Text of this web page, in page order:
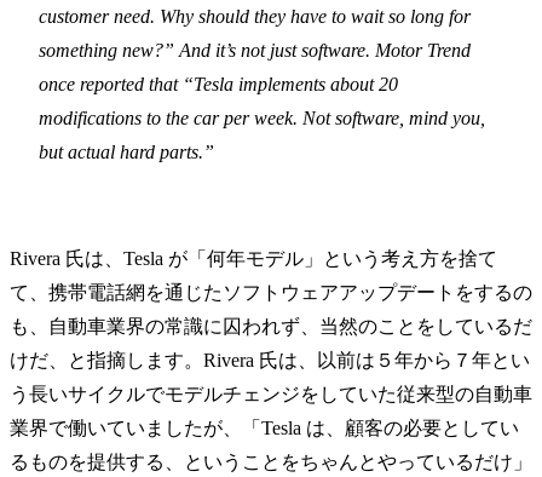
customer need. Why should they have to wait so long for
something new?” And it’s not just software. Motor Trend
once reported that “Tesla implements about 20
modifications to the car per week. Not software, mind you,
but actual hard parts.”
Rivera 氏は、Tesla が「何年モデル」という考え方を捨て
て、携帯電話網を通じたソフトウェアアップデートをするの
も、自動車業界の常識に囚われず、当然のことをしているだ
けだ、と指摘します。Rivera 氏は、以前は５年から７年とい
う長いサイクルでモデルチェンジをしていた従来型の自動車
業界で働いていましたが、「Tesla は、顧客の必要としてい
るものを提供する、ということをちゃんとやっているだけ」